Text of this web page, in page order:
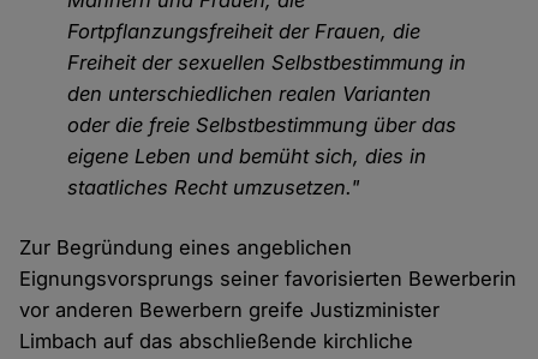
Fortpflanzungsfreiheit der Frauen, die
Freiheit der sexuellen Selbstbestimmung in
den unterschiedlichen realen Varianten
oder die freie Selbstbestimmung über das
eigene Leben und bemüht sich, dies in
staatliches Recht umzusetzen."
Zur Begründung eines angeblichen
Eignungsvorsprungs seiner favorisierten Bewerberin
vor anderen Bewerbern greife Justizminister
Limbach auf das abschließende kirchliche